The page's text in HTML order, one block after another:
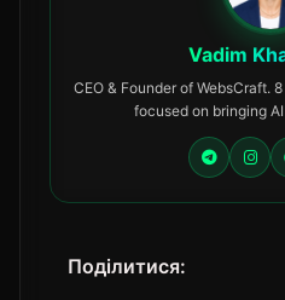
Vadim
CEO & Founder of WebsCraft.
focused on bringing
Поділитися: